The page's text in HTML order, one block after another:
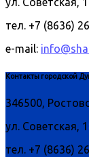
тел. +7 (8636)
e-mail:
Контакты городской
346500,
ул. Советская,
тел. +7 (8636)